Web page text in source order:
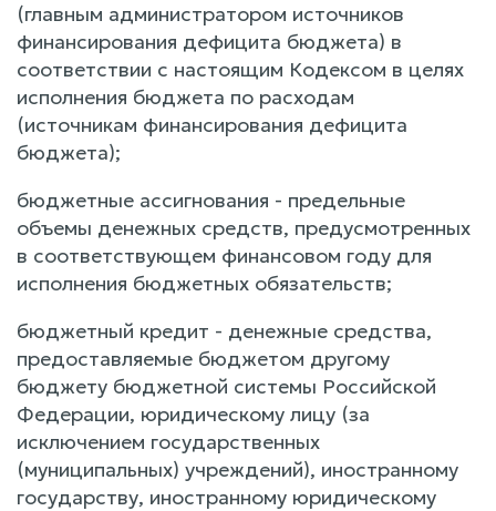
(главным администратором источников
финансирования дефицита бюджета) в
соответствии с настоящим Кодексом в целях
исполнения бюджета по расходам
(источникам финансирования дефицита
бюджета);
бюджетные ассигнования - предельные
объемы денежных средств, предусмотренных
в соответствующем финансовом году для
исполнения бюджетных обязательств;
бюджетный кредит - денежные средства,
предоставляемые бюджетом другому
бюджету бюджетной системы Российской
Федерации, юридическому лицу (за
исключением государственных
(муниципальных) учреждений), иностранному
государству, иностранному юридическому